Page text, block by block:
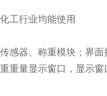
工行业均能使用
感器、称重模块；界面
重量显示窗口，显示